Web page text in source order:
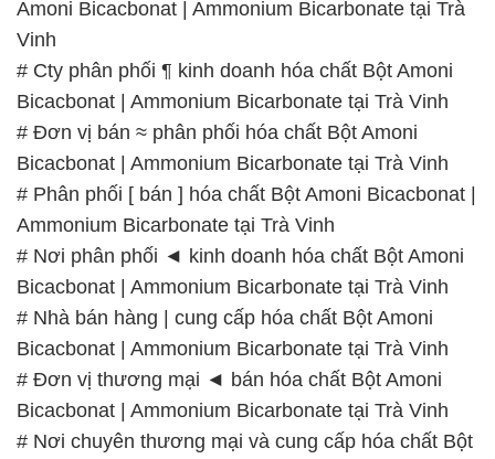
Amoni Bicacbonat | Ammonium Bicarbonate tại Trà
Vinh
# Cty phân phối ¶ kinh doanh hóa chất Bột Amoni
Bicacbonat | Ammonium Bicarbonate tại Trà Vinh
# Đơn vị bán ≈ phân phối hóa chất Bột Amoni
Bicacbonat | Ammonium Bicarbonate tại Trà Vinh
# Phân phối [ bán ] hóa chất Bột Amoni Bicacbonat |
Ammonium Bicarbonate tại Trà Vinh
# Nơi phân phối ◄ kinh doanh hóa chất Bột Amoni
Bicacbonat | Ammonium Bicarbonate tại Trà Vinh
# Nhà bán hàng | cung cấp hóa chất Bột Amoni
Bicacbonat | Ammonium Bicarbonate tại Trà Vinh
# Đơn vị thương mại ◄ bán hóa chất Bột Amoni
Bicacbonat | Ammonium Bicarbonate tại Trà Vinh
# Nơi chuyên thương mại và cung cấp hóa chất Bột